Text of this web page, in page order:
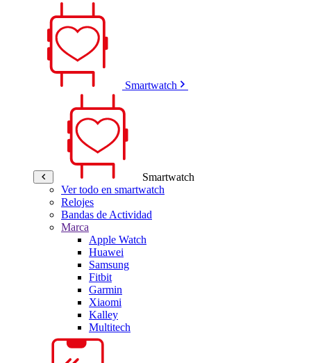
Smartwatch
Smartwatch
Ver todo en smartwatch
Relojes
Bandas de Actividad
Marca
Apple Watch
Huawei
Samsung
Fitbit
Garmin
Xiaomi
Kalley
Multitech